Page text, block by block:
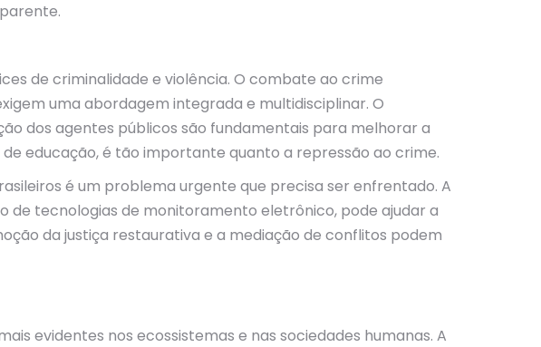
de criminalidade e violência. O combate ao crime
uma abordagem integrada e multidisciplinar. O
dos agentes públicos são fundamentais para melhorar a
educação, é tão importante quanto a repressão ao crime.
é um problema urgente que precisa ser enfrentado. A
de tecnologias de monitoramento eletrônico, pode ajudar a
da justiça restaurativa e a mediação de conflitos podem
evidentes nos ecossistemas e nas sociedades humanas. A